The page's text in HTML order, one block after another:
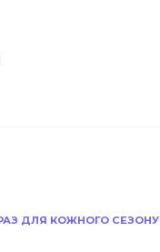
ДЛЯ КОЖНОГО СЕЗОНУ